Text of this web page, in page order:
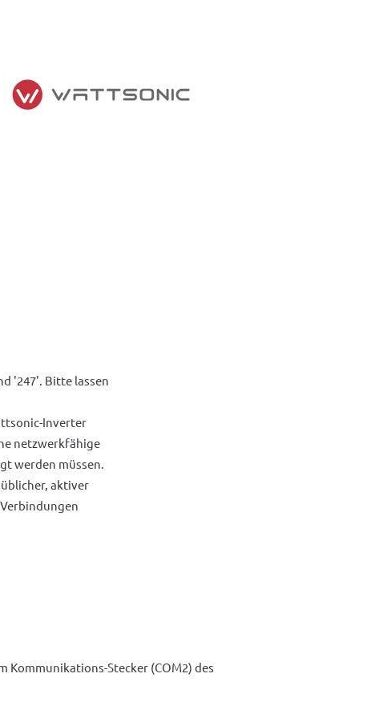
'247'. Bitte lassen
Inverter
netzwerkfähige
werden müssen.
aktiver
Kommunikations-Stecker (COM2) des